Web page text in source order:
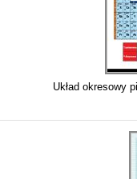
Układ okresowy